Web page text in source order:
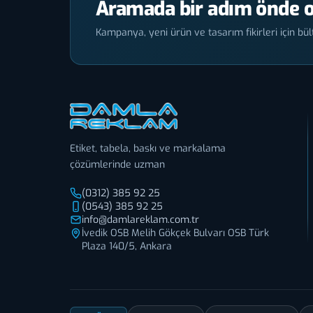
Aramada bir adım önde
Kampanya, yeni ürün ve tasarım fikirleri için
Etiket, tabela, baskı ve markalama
çözümlerinde uzman
(0312) 385 92 25
(0543) 385 92 25
info@damlareklam.com.tr
İvedik OSB Melih Gökçek Bulvarı OSB Türk
Plaza 140/5, Ankara